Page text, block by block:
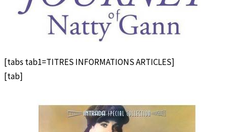
[tabs tab1=TITRES INFORMATIONS ARTICLES]
[tab]